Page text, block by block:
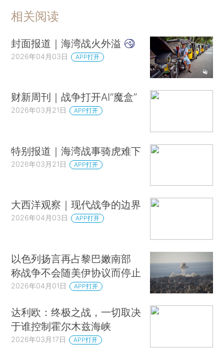
相关阅读
封面报道｜海湾战火外溢
2026年04月03日 APP打开
财新周刊｜战争打开AI“魔盒”
2026年03月21日 APP打开
特别报道｜海湾战事骑虎难下
2026年03月21日 APP打开
大西洋观察｜现代战争的边界
2026年04月03日 APP打开
以色列扬言再占黎巴嫩南部
称战争不会随美伊协议而停止
2026年04月01日 APP打开
达利欧：终极之战，一切取决
于谁控制霍尔木兹海峡
2026年03月17日 APP打开